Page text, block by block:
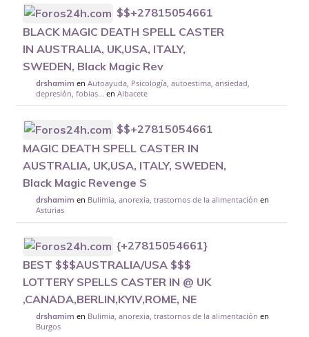
$$+27815054661
BLACK MAGIC DEATH SPELL CASTER
IN AUSTRALIA, UK,USA, ITALY,
SWEDEN, Black Magic Rev
drshamim enAutoayuda, Psicología, autoestima, ansiedad,
depresión, fobias... enAlbacete
$$+27815054661
MAGIC DEATH SPELL CASTER IN
AUSTRALIA, UK,USA, ITALY, SWEDEN,
Black Magic Revenge S
drshamim en Bulimia, anorexia, trastornos de la alimentación en
Asturias
{+27815054661}
BEST $$$AUSTRALIA/USA $$$
LOTTERY SPELLS CASTER IN @ UK
,CANADA,BERLIN,KYIV,ROME, NE
drshamim en Bulimia, anorexia, trastornos de la alimentación en
Burgos